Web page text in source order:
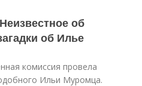
об
об Илье
комиссия провела
Ильи Муромца.